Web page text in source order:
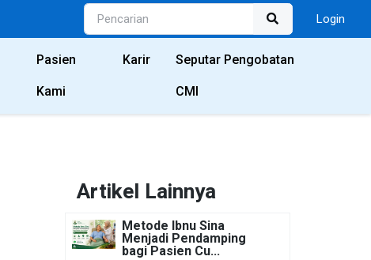
Login
Pasien
Kami
Karir Seputar Pengobatan
CMI
Artikel Lainnya
Metode Ibnu Sina
Menjadi Pendamping
bagi Pasien Cu...